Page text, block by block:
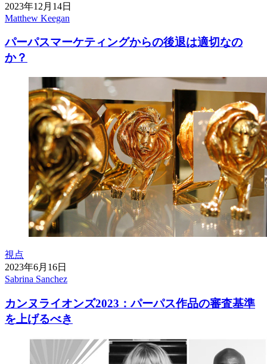
2023年12月14日
Matthew Keegan
パーパスマーケティングからの後退は適切なの
か？
視点
2023年6月16日
Sabrina Sanchez
カンヌライオンズ2023：パーパス作品の審査基準
を上げるべき